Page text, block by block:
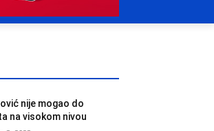
nije mogao do
na visokom nivou